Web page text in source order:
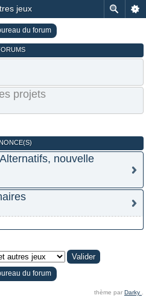
jeux
du forum
projets
nouvelle
du forum
thème par Darky